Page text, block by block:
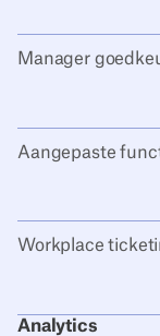
Manager
Aangepaste
Workplace
Analytics